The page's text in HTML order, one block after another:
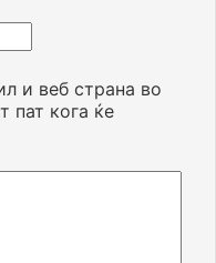
и веб страна во
пат кога ќе